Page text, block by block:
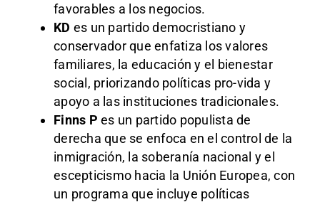
favorables a los negocios.
KD es un partido democristiano y
conservador que enfatiza los valores
familiares, la educación y el bienestar
social, priorizando políticas pro-vida y
apoyo a las instituciones tradicionales.
Finns P es un partido populista de
derecha que se enfoca en el control de la
inmigración, la soberanía nacional y el
escepticismo hacia la Unión Europea, con
un programa que incluye políticas